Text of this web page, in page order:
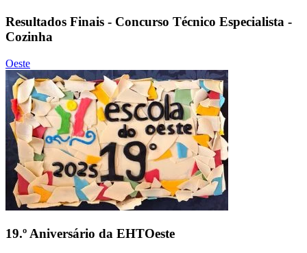
Resultados Finais - Concurso Técnico Especialista -
Cozinha
Oeste
19.º Aniversário da EHTOeste